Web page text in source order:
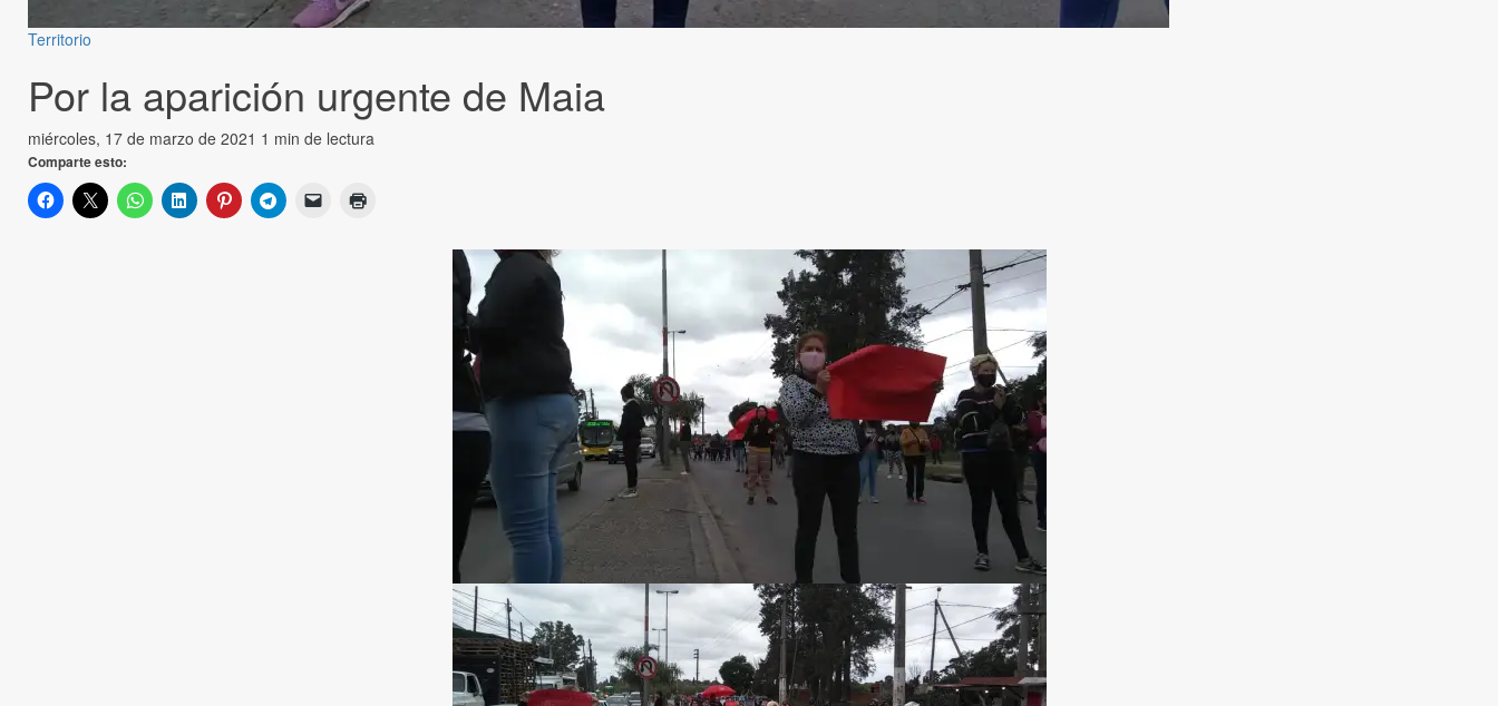
Territorio
Por la aparición urgente de Maia
miércoles, 17 de marzo de 2021 1 min de lectura
Comparte esto: